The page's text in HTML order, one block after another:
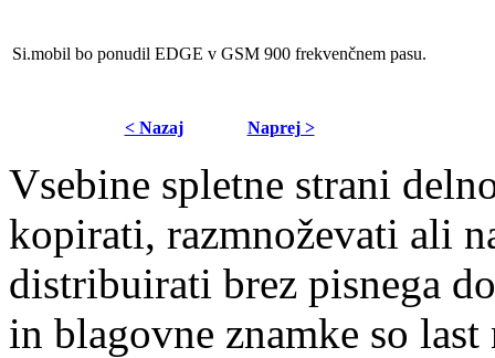
Si.mobil bo ponudil EDGE v GSM 900 frekvenčnem pasu.
< Nazaj Naprej >
Vsebine spletne strani
kopirati, razmnoževati ali
distribuirati brez pisnega
in blagovne znamke so